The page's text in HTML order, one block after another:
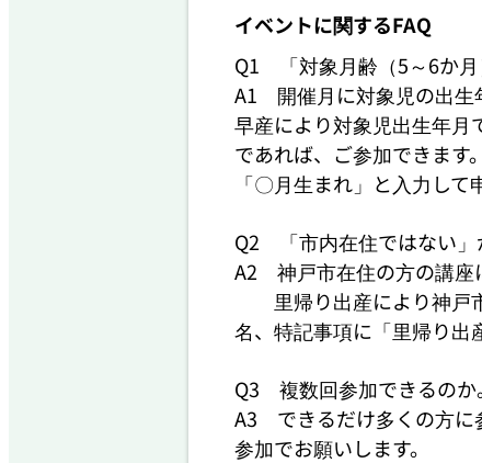
イベントに関するFAQ
Q1　「対象月齢（5～6か
A1　開催月に対象児の出生
早産により対象児出生年月
であれば、ご参加できます
「〇月生まれ」と入力して
Q2　「市内在住ではない」
A2　神戸市在住の方の講座
里帰り出産により神戸
名、特記事項に「里帰り出
Q3　複数回参加できるのか
A3　できるだけ多くの方
参加でお願いします。